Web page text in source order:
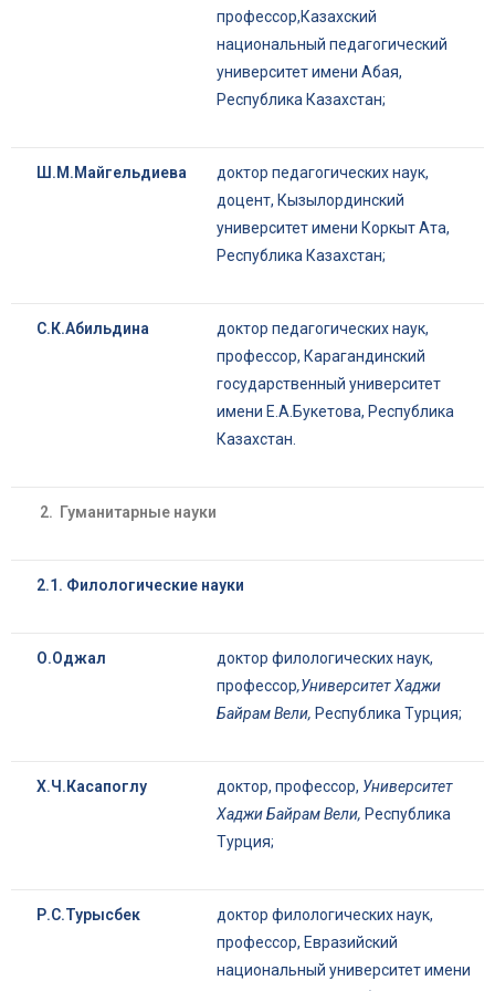
профессор,Казахский
национальный педагогический
университет имени Абая,
Республика Казахстан;
Ш.М.Майгельдиева
доктор педагогических наук,
доцент, Кызылординский
университет имени Коркыт Ата,
Республика Казахстан;
С.К.Абильдина
доктор педагогических наук,
профессор, Карагандинский
государственный университет
имени Е.А.Букетова, Республика
Казахстан.
2. Гуманитарные науки
2.1. Филологические науки
О.Оджал
доктор филологических наук,
профессор,Университет Хаджи
Байрам Вели, Республика Турция;
Х.Ч.Касапоглу доктор, профессор, Университет
Хаджи Байрам Вели, Республика
Турция;
Р.С.Турысбек
доктор филологических наук,
профессор, Евразийский
национальный университет имени